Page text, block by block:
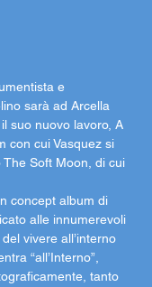
e
sarà ad Arcella
suo nuovo lavoro, A
con cui Vasquez si
Soft Moon, di cui
concept album di
alle innumerevoli
vivere all’interno
“all’Interno”,
tanto